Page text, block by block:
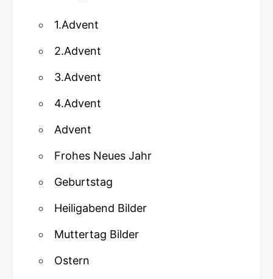
1.Advent
2.Advent
3.Advent
4.Advent
Advent
Frohes Neues Jahr
Geburtstag
Heiligabend Bilder
Muttertag Bilder
Ostern